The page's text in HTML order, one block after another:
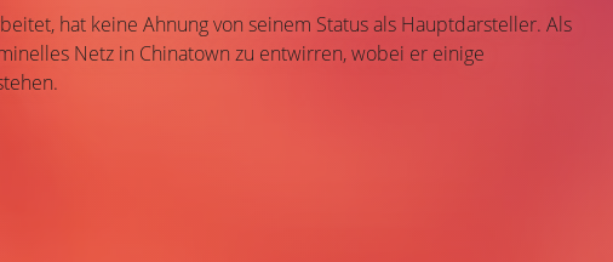
hat keine Ahnung von seinem Status als Hauptdarsteller. Als
Netz in Chinatown zu entwirren, wobei er einige